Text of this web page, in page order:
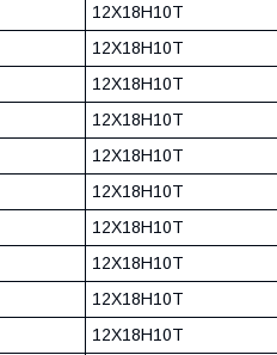
12Х18Н10Т
12Х18Н10Т
12Х18Н10Т
12Х18Н10Т
12Х18Н10Т
12Х18Н10Т
12Х18Н10Т
12Х18Н10Т
12Х18Н10Т
12Х18Н10Т